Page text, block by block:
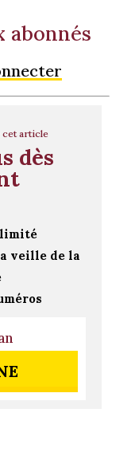
abonnés
cet article
dès
veille de la